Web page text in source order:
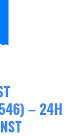
– 24H